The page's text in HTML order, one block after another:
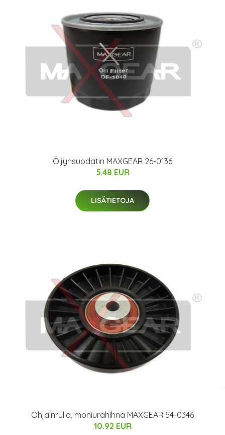
Öljynsuodatin MAXGEAR 26-0136
5.48 EUR
LISÄTIETOJA
Ohjainrulla, moniurahihna MAXGEAR 54-0346
10.92 EUR